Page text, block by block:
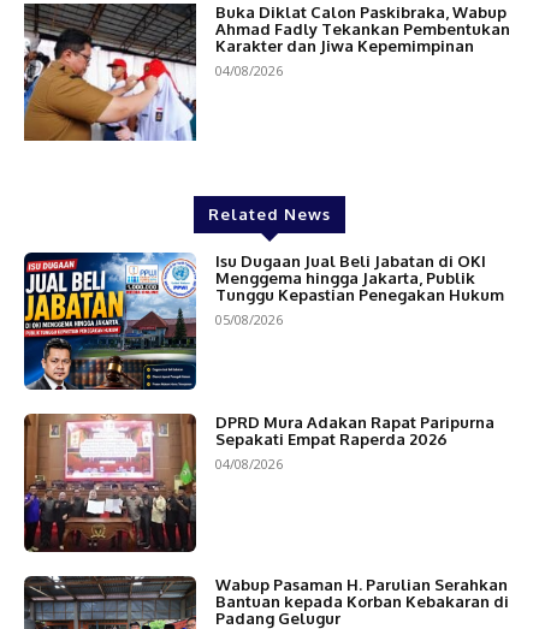
Buka Diklat Calon Paskibraka, Wabup
Ahmad Fadly Tekankan Pembentukan
Karakter dan Jiwa Kepemimpinan
04/08/2026
Related News
Isu Dugaan Jual Beli Jabatan di OKI
Menggema hingga Jakarta, Publik
Tunggu Kepastian Penegakan Hukum
05/08/2026
DPRD Mura Adakan Rapat Paripurna
Sepakati Empat Raperda 2026
04/08/2026
Wabup Pasaman H. Parulian Serahkan
Bantuan kepada Korban Kebakaran di
Padang Gelugur